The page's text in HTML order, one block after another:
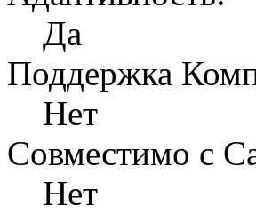
Да
Поддержка
Нет
Совместимо с
Нет